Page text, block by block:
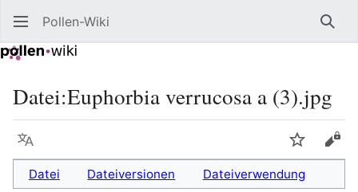
Pollen-Wiki
Datei:Euphorbia verrucosa a (3).jpg
Sprache
Datei Dateiversionen Dateiverwendung